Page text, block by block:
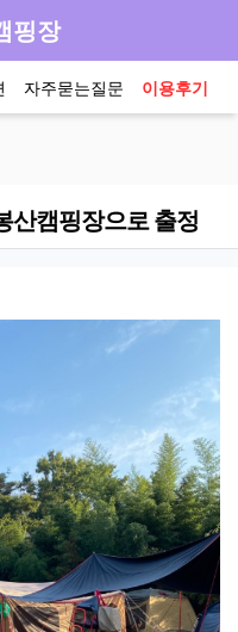
핑장
자주묻는질문 이용후기
산캠핑장으로 출정